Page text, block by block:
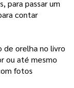
para passar um
contar
de orelha no livro
ou até mesmo
fotos